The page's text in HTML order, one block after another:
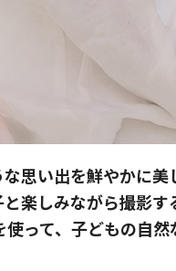
思い出を鮮やかに
楽しみながら撮影
って、子どもの自